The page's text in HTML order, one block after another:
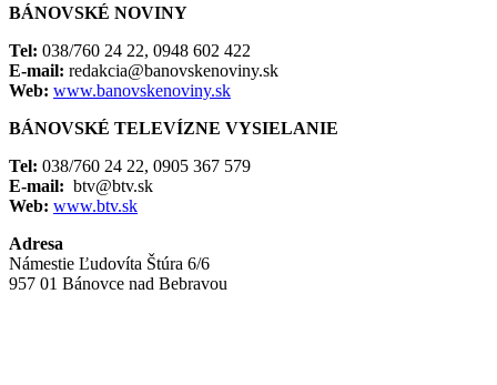
BÁNOVSKÉ NOVINY
Tel: 038/760 24 22, 0948 602 422
E-mail: redakcia@banovskenoviny.sk
Web: www.banovskenoviny.sk
BÁNOVSKÉ TELEVÍZNE VYSIELANIE
Tel: 038/760 24 22, 0905 367 579
E-mail: btv@btv.sk
Web: www.btv.sk
Adresa
Námestie Ľudovíta Štúra 6/6
957 01 Bánovce nad Bebravou